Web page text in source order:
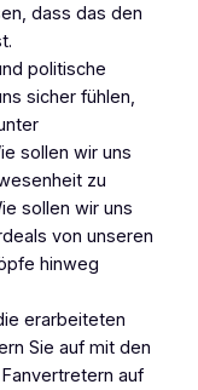
dass das den
politische
sicher fühlen,
sollen wir uns
zu
sollen wir uns
von unseren
hinweg
erarbeiteten
Sie auf mit den
auf